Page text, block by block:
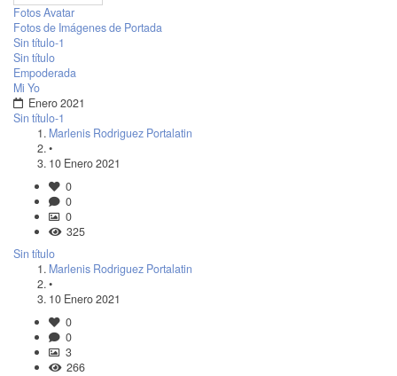
Fotos Avatar
Fotos de Imágenes de Portada
Sin título-1
Sin título
Empoderada
Mi Yo
Enero 2021
Sin título-1
Marlenis Rodriguez Portalatin
•
10 Enero 2021
0
0
0
325
Sin título
Marlenis Rodriguez Portalatin
•
10 Enero 2021
0
0
3
266